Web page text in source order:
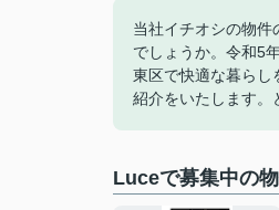
当社イチオシの物
でしょうか。令和5
東区で快適な暮らし
紹介をいたします。
Luceで募集中の